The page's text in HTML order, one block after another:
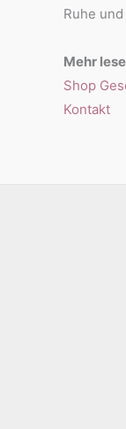
Ruhe
Mehr
Shop
Kontakt